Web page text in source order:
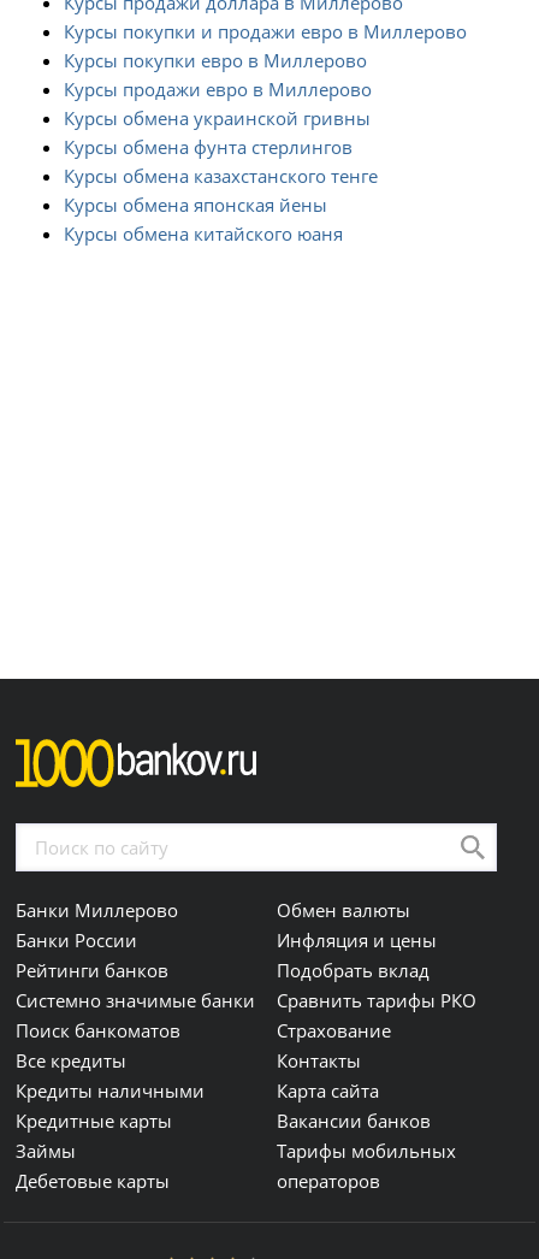
Курсы покупки и продажи евро в Миллерово
Курсы покупки евро в Миллерово
Курсы продажи евро в Миллерово
Курсы обмена украинской гривны
Курсы обмена фунта стерлингов
Курсы обмена казахстанского тенге
Курсы обмена японская йены
Курсы обмена китайского юаня
Банки Миллерово
Банки России
Рейтинги банков
Системно значимые банки
Поиск банкоматов
Все кредиты
Кредиты наличными
Кредитные карты
Займы
Дебетовые карты
Обмен валюты
Инфляция и цены
Подобрать вклад
Сравнить тарифы РКО
Страхование
Контакты
Карта сайта
Вакансии банков
Тарифы мобильных
операторов